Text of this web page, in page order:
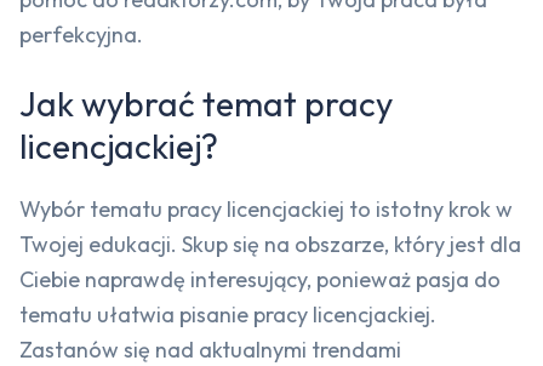
perfekcyjna.
Jak wybrać temat pracy
licencjackiej?
Wybór tematu pracy licencjackiej to istotny krok w
Twojej edukacji. Skup się na obszarze, który jest dla
Ciebie naprawdę interesujący, ponieważ pasja do
tematu ułatwia pisanie pracy licencjackiej.
Zastanów się nad aktualnymi trendami